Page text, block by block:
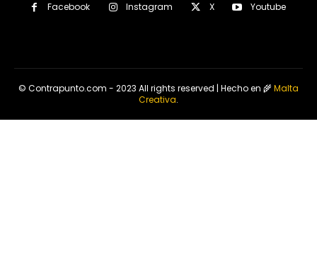
Facebook Instagram X Youtube
© Contrapunto.com - 2023 All rights reserved | Hecho en 🌾Malta
Creativa.